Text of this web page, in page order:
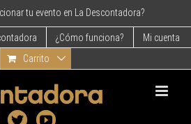
tu evento en La Descontadora?
¿Cómo funciona?
Mi cuenta
Carrito